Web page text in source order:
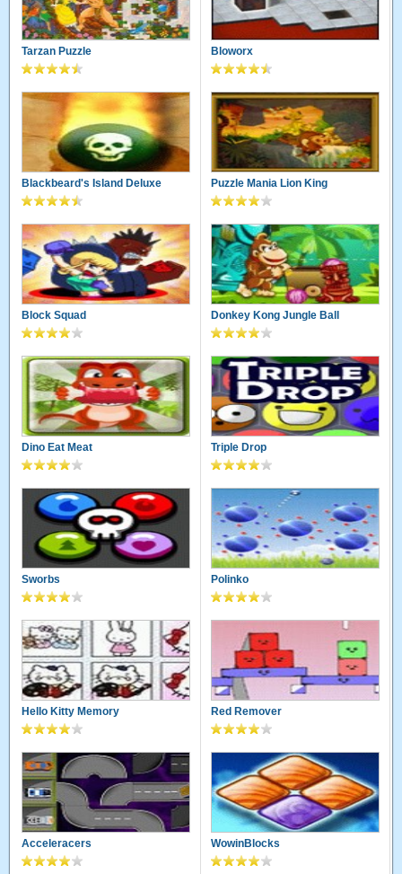
Tarzan Puzzle Bloworx
Blackbeard's Island Deluxe Puzzle Mania Lion King
Block Squad Donkey Kong Jungle Ball
Dino Eat Meat Triple Drop
Sworbs Polinko
Hello Kitty Memory Red Remover
Acceleracers WowinBlocks